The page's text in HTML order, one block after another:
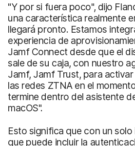
"Y por si fuera poco", dijo
una característica realmente
llegará pronto. Estamos
experiencia de
Jamf Connect desde que el
sale de su caja, con nuestro
Jamf, Jamf Trust, para
las redes ZTNA en el
termine dentro del asistente
macOS".
Esto significa que con un solo
que puede incluir la